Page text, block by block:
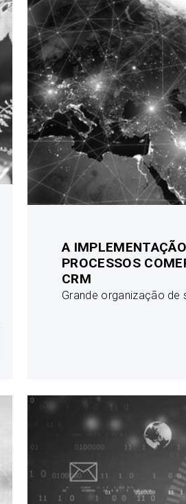
A
PROCESSOS
CRM
Grande organização